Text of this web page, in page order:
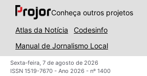
Conheça outros projetos
Atlas da Notícia
Codesinfo
Manual de Jornalismo Local
Sexta-feira, 7 de agosto de 2026
ISSN 1519-7670 - Ano 2026 - nº 1400